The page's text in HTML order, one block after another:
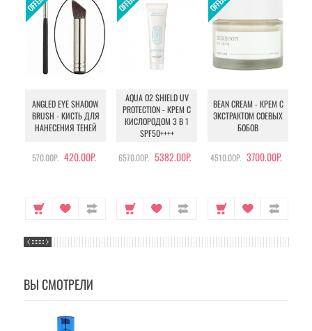
ANGLED EYE SHADOW
BRUSH - КИСТЬ ДЛЯ
НАНЕСЕНИЯ ТЕНЕЙ
570.00Р. 420.00Р.
AQUA O2 SHIELD UV
PROTECTION - КРЕМ С
КИСЛОРОДОМ 3 В 1
SPF50++++
6570.00Р. 5382.00Р.
BEAN CREAM - КРЕМ С
ЭКСТРАКТОМ СОЕВЫХ
БОБОВ
4510.00Р. 3700.00Р.
ВЫ СМОТРЕЛИ